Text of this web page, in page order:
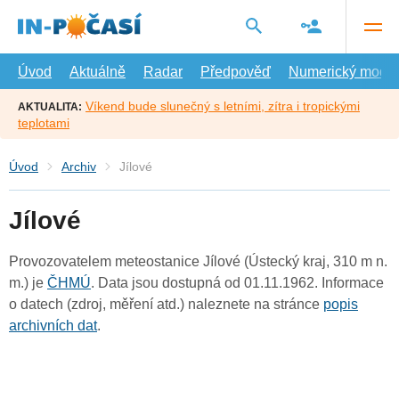
hlavní
Úvod
Aktuálně Radar Předpověď Numerický model
AKTUALITA: Víkend bude slunečný s letními, zítra i tropickými
teplotami
Úvod Archiv Jílové
Jílové
Provozovatelem meteostanice Jílové (Ústecký kraj, 310 m n.
m.) je ČHMÚ. Data jsou dostupná od 01.11.1962. Informace
o datech (zdroj, měření atd.) naleznete na stránce popis
archivních dat.